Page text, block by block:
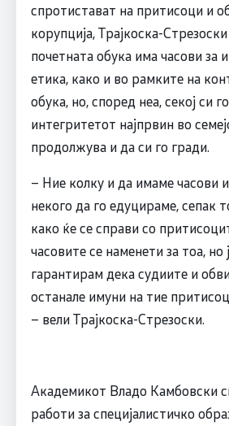
спротистават на притисоци и
корупција, Трајкоска-
почетната обука има часови за
етика, како и во рамките на
обука, но, според неа, секој си
интегритетот најпрвин во
продолжува и да си го гради.
– Ние колку и да имаме часови
некого да го едуцираме, сепак
како ќе се справи со
часовите се наменети за тоа,
гарантирам дека судиите и
останале имуни на тие
– вели Трајкоска-Стрезоски.
Академикот Владо Камбовски
работи за специјалистичко